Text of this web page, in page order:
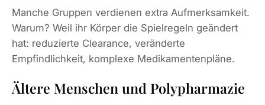
Manche Gruppen verdienen extra Aufmerksamkeit.
Warum? Weil ihr Körper die Spielregeln geändert
hat: reduzierte Clearance, veränderte
Empfindlichkeit, komplexe Medikamentenpläne.
Ältere Menschen und Polypharmazie